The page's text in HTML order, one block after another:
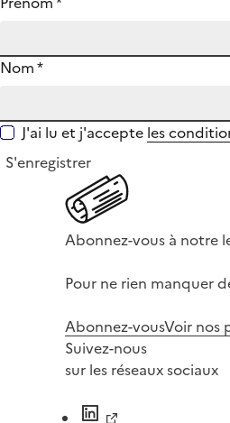
Nom*
J'ai lu et j'accepte les
S'enregistrer
Abonnez-vous à notre
Pour ne rien manquer
Abonnez-vousVoir nos
Suivez-nous
sur les réseaux sociaux